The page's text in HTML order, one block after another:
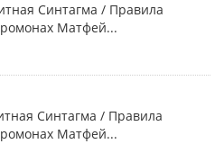
Синтагма / Правила
Матфей...
Синтагма / Правила
Матфей...